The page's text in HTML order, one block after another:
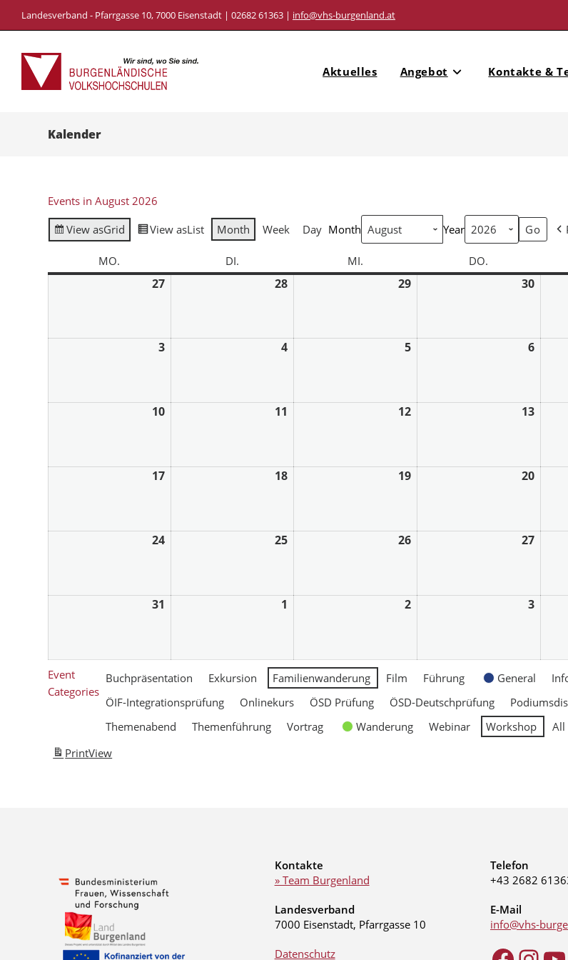
Landesverband - Pfarrgasse 10, 7000 Eisenstadt | 02682 61363 | info@vhs-burgenland.at
Aktuelles Angebot Kontakte &
Kalender
Events in August 2026
View asGrid View asList Month Week Day Month Year
MO. DI. MI. DO.
27 28 29 30
3 4 5 6
10 11 12 13
17 18 19 20
24 25 26 27
31 1 2 3
Event
Categories
Buchpräsentation Exkursion Familienwanderung Film Führung General
ÖIF-Integrationsprüfung
Onlinekurs ÖSD Prüfung ÖSD-Deutschprüfung
Themenabend
Themenführung Vortrag Wanderung Webinar Workshop
All
PrintView
Kontakte
» Team Burgenland
Landesverband
7000 Eisenstadt, Pfarrgasse 10
Datenschutz
Telefon
+43 2682
E-Mail
info@vhs-